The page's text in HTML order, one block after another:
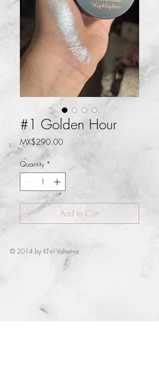
#1 Golden Hour
MX$290.00Price
Quantity *
Add to Cart
© 2014 by KFer Valtierra